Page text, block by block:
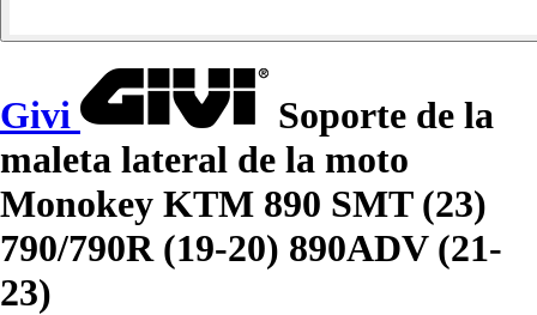
Givi
Soporte de la
maleta lateral de la moto
Monokey KTM 890 SMT (23)
790/790R (19-20) 890ADV (21-
23)